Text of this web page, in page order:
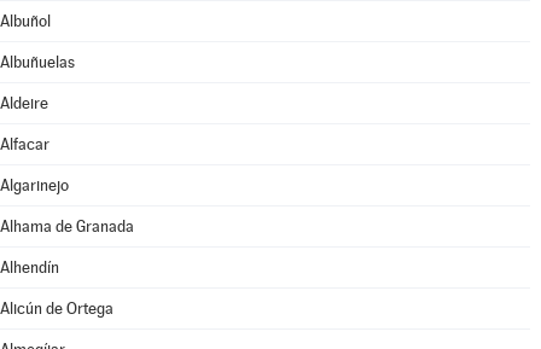
Albuñol
Albuñuelas
Aldeire
Alfacar
Algarinejo
Alhama de Granada
Alhendín
Alicún de Ortega